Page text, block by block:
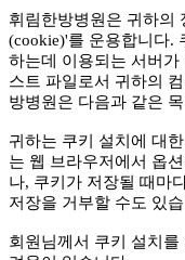
휘림한방병원은 귀하의
(cookie)'를 운용합니다.
하는데 이용되는 서버
스트 파일로서 귀하의
방병원은 다음과 같은
귀하는 쿠키 설치에 대
는 웹 브라우저에서 옵
나, 쿠키가 저장될 때마
저장을 거부할 수도 있
회원님께서 쿠키 설치